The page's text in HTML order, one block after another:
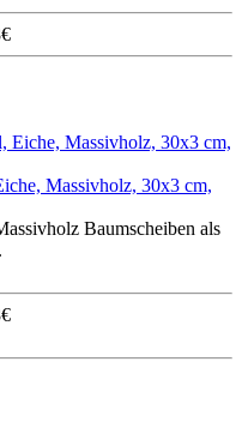
Massivholz, 30x3 cm,
Baumscheiben als